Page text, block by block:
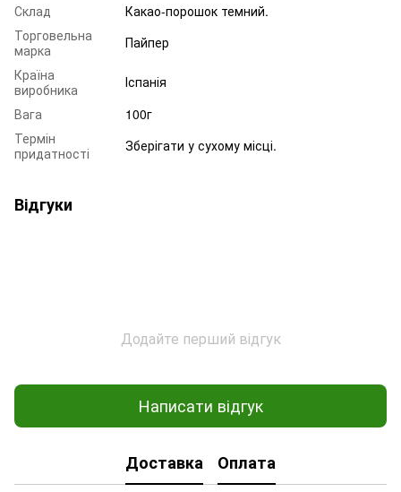
Склад
Какао-порошок темний.
Торговельна
марка
Пайпер
Країна
виробника
Іспанія
Вага
100г
Термін
придатності
Зберігати у сухому місці.
Відгуки
Додайте перший відгук
Написати відгук
Доставка Оплата